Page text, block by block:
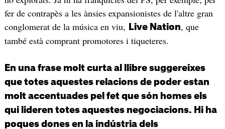
fer de contrapès a les ànsies expansionistes de l'altre gran
conglomerat de la música en viu,
Live Nation, que
també està comprant promotores i tiqueteres.
En una frase molt curta al llibre suggereixes
que totes aquestes relacions de poder estan
molt accentuades pel fet que són homes els
qui lideren totes aquestes negociacions. Hi ha
poques dones en la indústria dels